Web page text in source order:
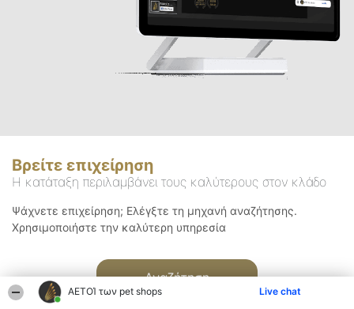
ΑΕΤΟΊ των pet shops Live chat
Βρείτε επιχείρηση
Η κατάταξη περιλαμβάνει τους καλύτερους στον κλάδο
Ψάχνετε επιχείρηση; Ελέγξτε τη μηχανή αναζήτησης.
Χρησιμοποιήστε την καλύτερη υπηρεσία
Αναζήτηση